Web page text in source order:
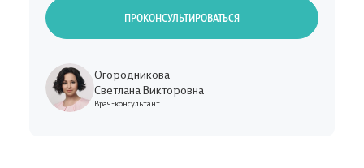
ПРОКОНСУЛЬТИРОВАТЬСЯ
Огородникова
Светлана Викторовна
Врач-консультант